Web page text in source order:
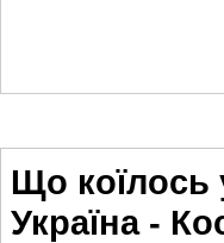
Що коїлось
Україна -